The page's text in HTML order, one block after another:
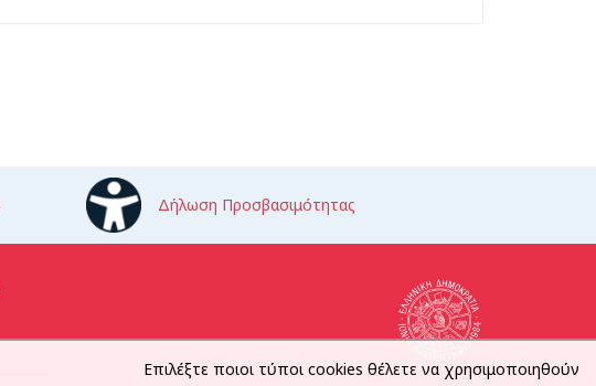
Δήλωση Προσβασιμότητας
Επιλέξτε ποιοι τύποι cookies θέλετε να χρησιμοποιηθούν